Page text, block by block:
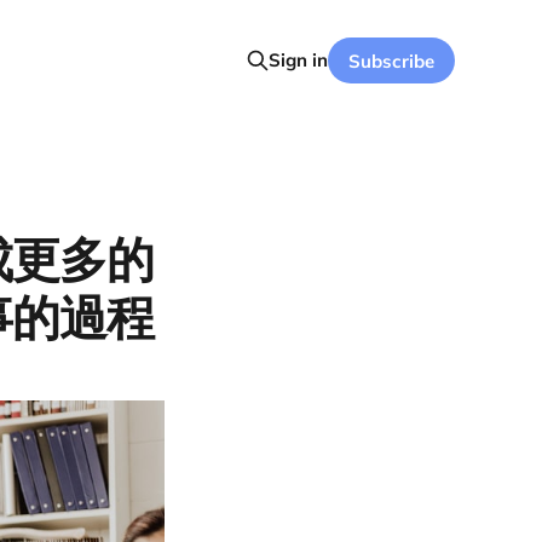
Sign in Subscribe
多的
過程